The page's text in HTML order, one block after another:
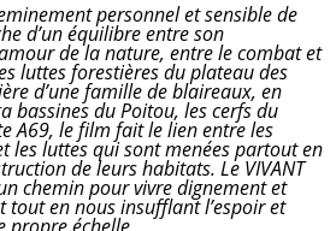
personnel et sensible de
d’un équilibre entre son
de la nature, entre le combat et
luttes forestières du plateau des
d’une famille de blaireaux, en
bassines du Poitou, les cerfs du
A69, le film fait le lien entre les
les luttes qui sont menées partout en
de leurs habitats. Le VIVANT
chemin pour vivre dignement et
tout en nous insufflant l’espoir et